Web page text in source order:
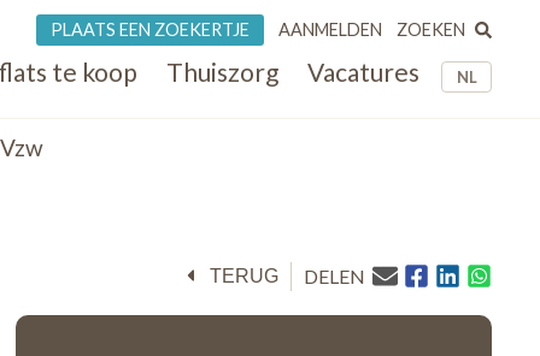
NL
te koop Thuiszorg Vacatures
PLAATS EEN ZOEKERTJE AANMELDEN ZOEKEN
TERUG DELEN